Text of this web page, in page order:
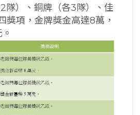
隊）、銅牌（各3隊）、佳
獎項，金牌獎金高達8萬，